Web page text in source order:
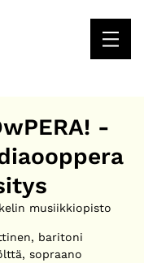
-
musiikkiopisto
baritoni
sopraano